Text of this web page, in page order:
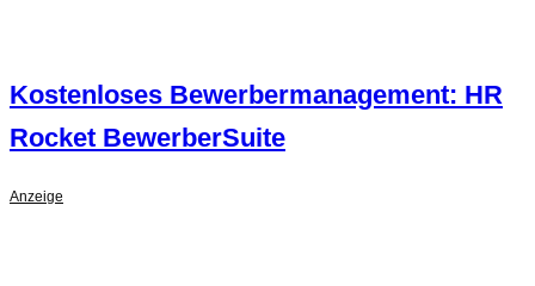
Kostenloses Bewerbermanagement: HR
Rocket BewerberSuite
Anzeige